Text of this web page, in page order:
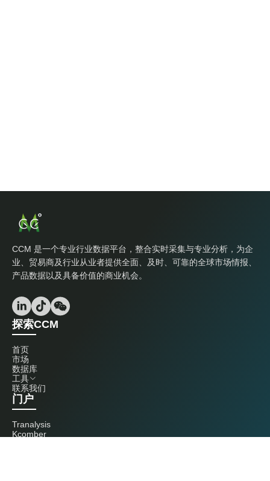
CCM 是一个专业行业数据平台，整合实时采集与专业分析，为企
业、贸易商及行业从业者提供全面、及时、可靠的全球市场情报、
产品数据以及具备价值的商业机会。
探索CCM
首页
市场
数据库
工具
联系我们
门户
Tranalysis
Kcomber